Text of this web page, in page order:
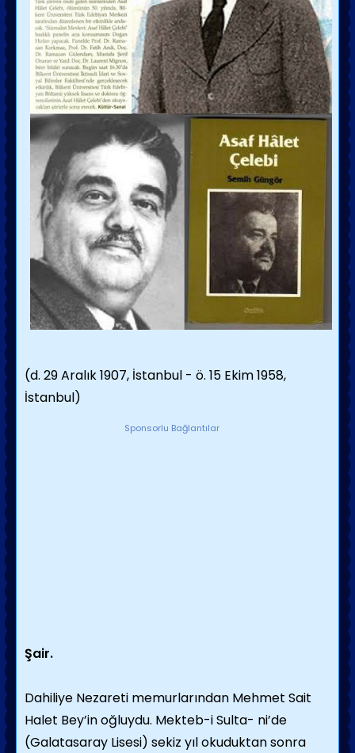
(d. 29 Aralık 1907, İstanbul - ö. 15 Ekim 1958,
İstanbul)
Sponsorlu Bağlantılar
Şair.
Dahiliye Nezareti memurlarından Mehmet Sait
Halet Bey’in oğluydu. Mekteb-i Sulta- ni’de
(Galatasaray Lisesi) sekiz yıl okuduktan sonra